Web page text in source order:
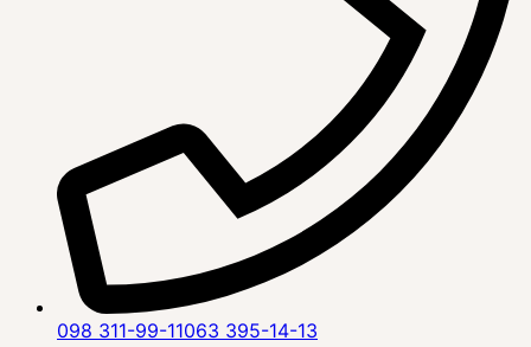
098 311-99-11063 395-14-13